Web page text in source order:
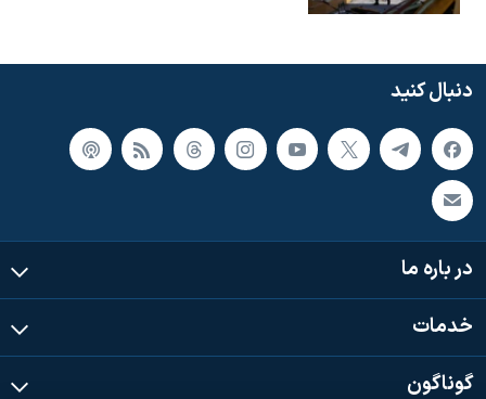
دنبال کنید
در باره ما
خدمات
گوناگون